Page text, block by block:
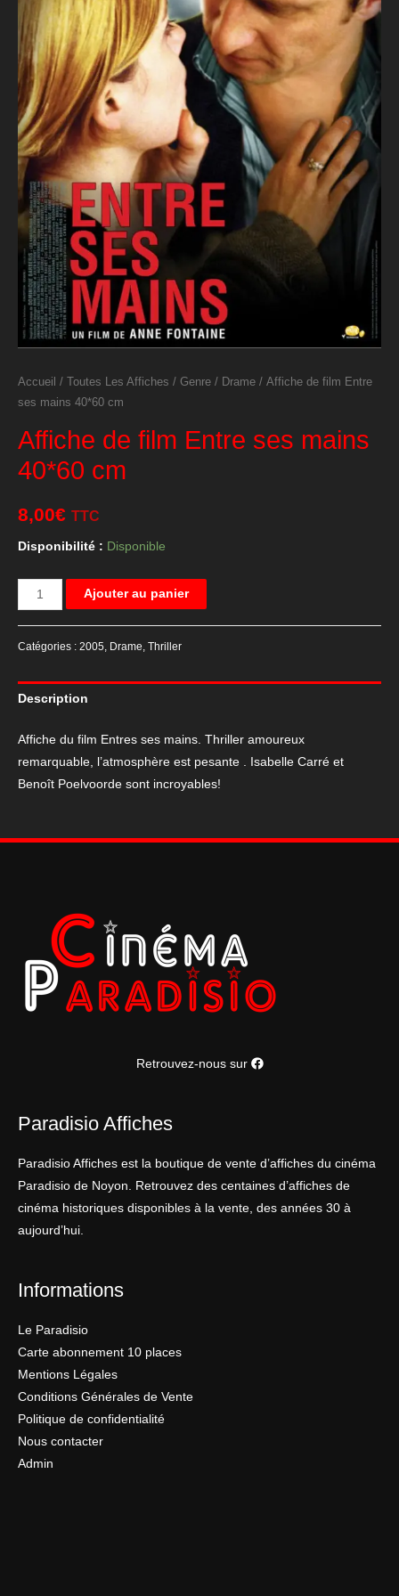
Accueil / Toutes Les Affiches / Genre / Drame / Affiche de film Entre
ses mains 40*60 cm
Affiche de film Entre ses mains
40*60 cm
8,00€ TTC
Disponibilité : Disponible
quantité
de
film
Entre
mains
40*60
cm
Ajouter au panier
Catégories : 2005, Drame, Thriller
Description
Affiche du film Entres ses mains. Thriller amoureux
remarquable, l’atmosphère est pesante . Isabelle Carré et
Benoît Poelvoorde sont incroyables!
Retrouvez-nous sur
Paradisio Affiches
Paradisio Affiches est la boutique de vente d’affiches du cinéma
Paradisio de Noyon. Retrouvez des centaines d’affiches de
cinéma historiques disponibles à la vente, des années 30 à
aujourd’hui.
Informations
Le Paradisio
Carte abonnement 10 places
Mentions Légales
Conditions Générales de Vente
Politique de confidentialité
Nous contacter
Admin